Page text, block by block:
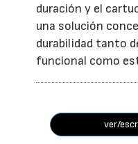
duración y el
una solución
durabilidad tanto
funcional como
ver/